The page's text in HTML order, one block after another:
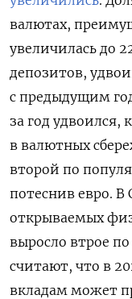
валютах,
увеличилась до
депозитов,
с предыдущим
за год удвоился,
в валютных
второй по
потеснив евро. В
открываемых
выросло втрое
считают, что в
вкладам может